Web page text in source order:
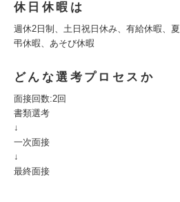
休日休暇は
週休2日制、土日祝日休み、有給休暇、
弔休暇、あそび休暇
どんな選考プロセスか
面接回数:2回
書類選考
↓
一次面接
↓
最終面接